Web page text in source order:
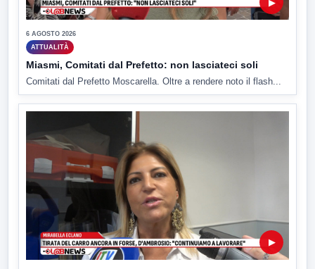
▶
6 AGOSTO 2026
ATTUALITÀ
Miasmi, Comitati dal Prefetto: non lasciateci soli
Comitati dal Prefetto Moscarella. Oltre a rendere noto il flash...
▶